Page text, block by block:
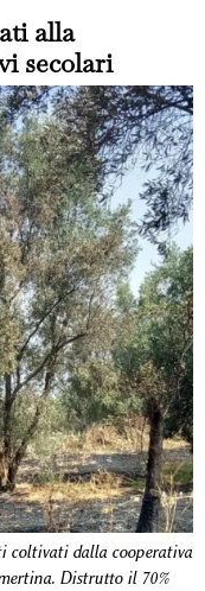
alla
secolari
coltivati dalla cooperativa
Distrutto il 70%